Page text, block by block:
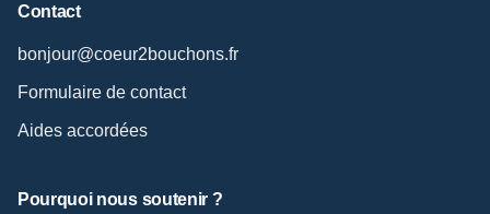
Contact
bonjour@coeur2bouchons.fr
Formulaire de contact
Aides accordées
Pourquoi nous soutenir ?